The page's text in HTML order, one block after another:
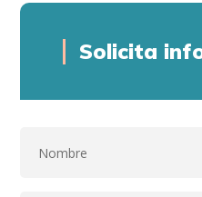
Solicita